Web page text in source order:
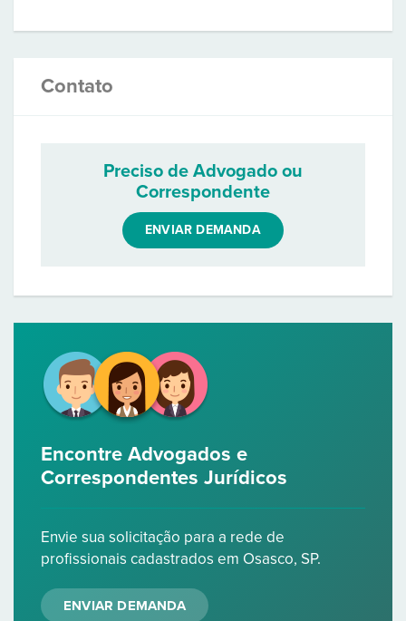
Contato
Preciso de Advogado ou
Correspondente
ENVIAR DEMANDA
Encontre Advogados e
Correspondentes Jurídicos
Envie sua solicitação para a rede de
profissionais cadastrados em Osasco, SP.
ENVIAR DEMANDA